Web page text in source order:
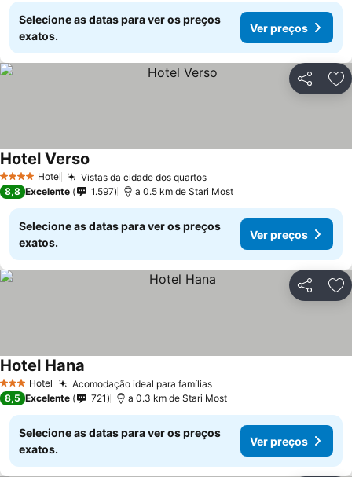
Selecione as datas para ver os preços
exatos.
Ver preços
Partilhar
4 EstrelasHotel Vistas da cidade dos quartosVer preços
Hotel Verso
8,8 Excelente 1.597 a 0.5 km de Stari Most
Selecione as datas para ver os preços
exatos.
Ver preços
Partilhar
3 EstrelasHotel Acomodação ideal para famíliasVer preços
Hotel Hana
8,5 Excelente 721 a 0.3 km de Stari Most
Selecione as datas para ver os preços
exatos.
Ver preços